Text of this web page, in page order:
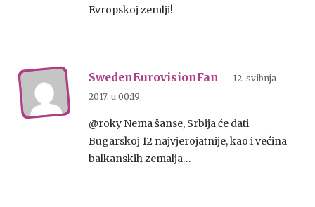
Evropskoj zemlji!
SwedenEurovisionFan — 12. svibnja
2017. u 00:19
@roky Nema šanse, Srbija će dati
Bugarskoj 12 najvjerojatnije, kao i većina
balkanskih zemalja…